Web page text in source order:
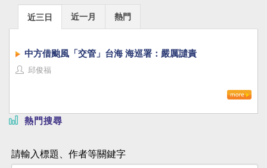
近三日 近一月 熱門
中方借颱風「交管」台海 海巡署：嚴厲譴責
邱俊福
熱門搜尋
請輸入標題、作者等關鍵字